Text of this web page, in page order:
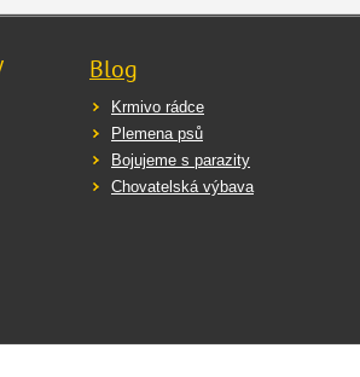
Blog
Krmivo rádce
Plemena psů
Bojujeme s parazity
Chovatelská výbava